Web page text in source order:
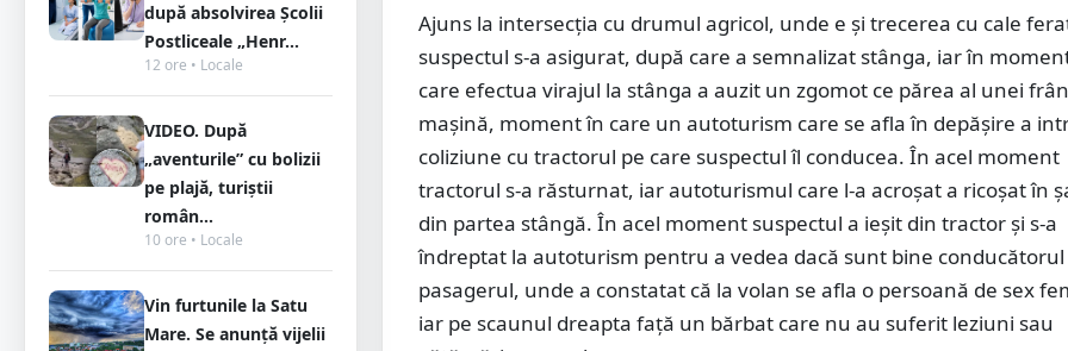
după absolvirea Școlii
Postliceale „Henr...
12 ore • Locale
VIDEO. După
„aventurile” cu bolizii
pe plajă, turiștii
român...
10 ore • Locale
Vin furtunile la Satu
Mare. Se anunță vijelii
Ajuns la intersecția cu drumul agricol, unde e și trecerea cu cale
suspectul s-a asigurat, după care a semnalizat stânga, iar în
care efectua virajul la stânga a auzit un zgomot ce părea al unei
mașină, moment în care un autoturism care se afla în depășire a
coliziune cu tractorul pe care suspectul îl conducea. În acel moment
tractorul s-a răsturnat, iar autoturismul care l-a acroșat a ricoșat în
din partea stângă. În acel moment suspectul a ieșit din tractor şi s-a
îndreptat la autoturism pentru a vedea dacă sunt bine
pasagerul, unde a constatat că la volan se afla o persoană de sex
iar pe scaunul dreapta față un bărbat care nu au suferit leziuni sau